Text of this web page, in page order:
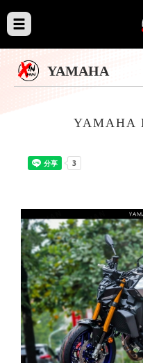
YAMAHA
YAMAHA